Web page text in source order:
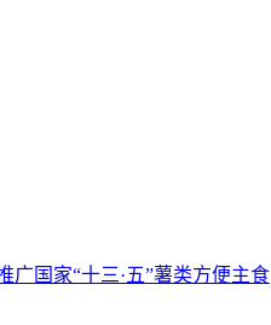
广国家“十三·五”薯类方便主食